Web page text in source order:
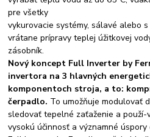
pre všetky
vykurovacie systémy, sálavé alebo
vrátane prípravy teplej úžitkovej
zásobník.
Nový koncept Full Inverter by
invertora na 3 hlavných
komponentoch stroja, a to:
čerpadlo. To umožňuje modulovať
sledovať tepelné zaťaženie a použí-
vysokú účinnosť a významné